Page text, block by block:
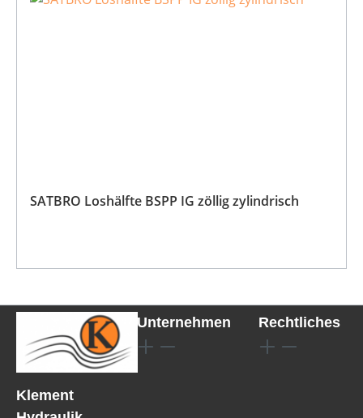
SATBRO Loshälfte BSPP IG zöllig zylindrisch
Klement
Unternehmen Rechtliches